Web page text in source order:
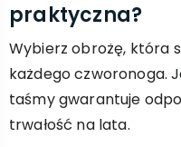
praktyczna?
Wybierz obrożę, która
każdego czworonoga.
taśmy gwarantuje
trwałość na lata.